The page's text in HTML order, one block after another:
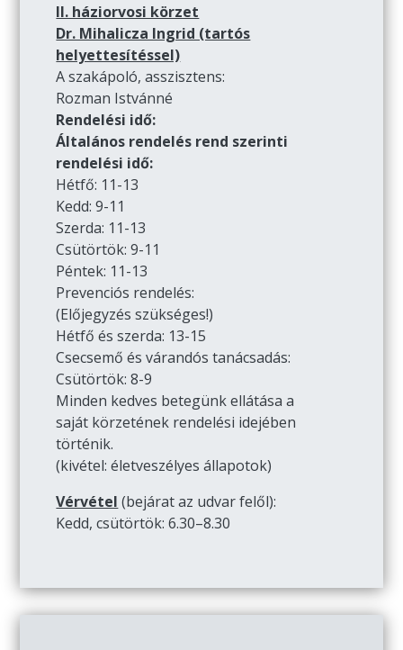
II. háziorvosi körzet
Dr. Mihalicza Ingrid (tartós
helyettesítéssel)
A szakápoló, asszisztens:
Rozman Istvánné
Rendelési idő:
Általános rendelés rend szerinti
rendelési idő:
Hétfő: 11-13
Kedd: 9-11
Szerda: 11-13
Csütörtök: 9-11
Péntek: 11-13
Prevenciós rendelés:
(Előjegyzés szükséges!)
Hétfő és szerda: 13-15
Csecsemő és várandós tanácsadás:
Csütörtök: 8-9
Minden kedves betegünk ellátása a
saját körzetének rendelési idejében
történik.
(kivétel: életveszélyes állapotok)
Vérvétel (bejárat az udvar felől):
Kedd, csütörtök: 6.30–8.30